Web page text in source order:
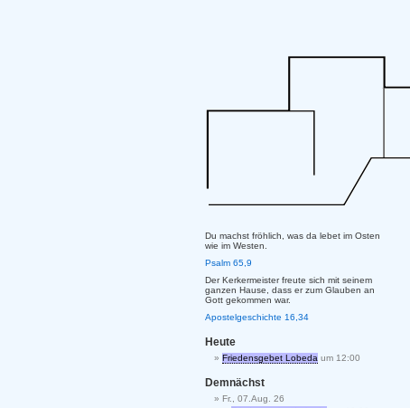
Du machst fröhlich, was da lebet im Osten
wie im Westen.
Psalm 65,9
Der Kerkermeister freute sich mit seinem
ganzen Hause, dass er zum Glauben an
Gott gekommen war.
Apostelgeschichte 16,34
Heute
Friedensgebet Lobeda um 12:00
Demnächst
Fr., 07.Aug. 26